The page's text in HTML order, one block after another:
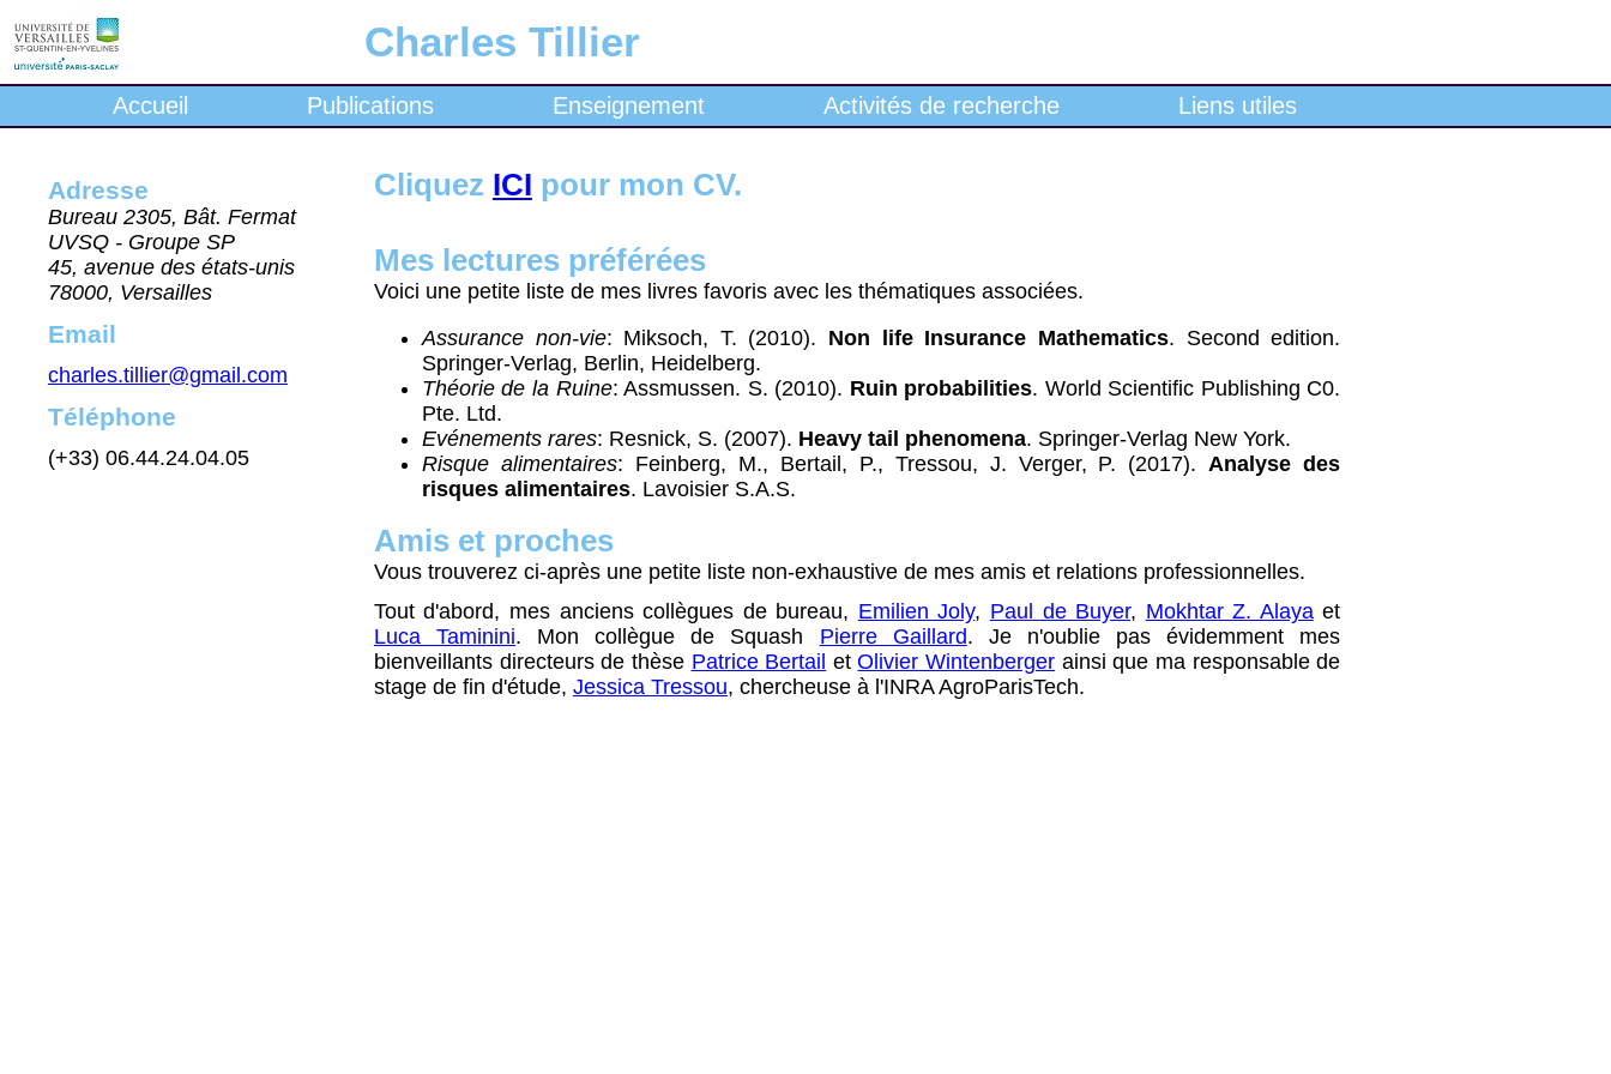
Charles Tillier
Accueil Publications Enseignement Activités de recherche Liens utiles
Adresse
Bureau 2305, Bât. Fermat
UVSQ - Groupe SP
45, avenue des états-unis
78000, Versailles
Email
charles.tillier@gmail.com
Téléphone
(+33) 06.44.24.04.05
Cliquez ICI pour mon CV.
Mes lectures préférées
Voici une petite liste de mes livres favoris avec les thématiques associées.
Assurance non-vie: Miksoch, T. (2010). Non life Insurance Mathematics. Second edition.
Springer-Verlag, Berlin, Heidelberg.
Théorie de la Ruine: Assmussen. S. (2010). Ruin probabilities. World Scientific Publishing C0.
Pte. Ltd.
Evénements rares: Resnick, S. (2007). Heavy tail phenomena. Springer-Verlag New York.
Risque alimentaires: Feinberg, M., Bertail, P., Tressou, J. Verger, P. (2017). Analyse des
risques alimentaires. Lavoisier S.A.S.
Amis et proches
Vous trouverez ci-après une petite liste non-exhaustive de mes amis et relations professionnelles.
Tout d'abord, mes anciens collègues de bureau, Emilien Joly, Paul de Buyer, Mokhtar Z. Alayaet
Luca Taminini. Mon collègue de Squash Pierre Gaillard. Je n'oublie pas évidemment mes
bienveillants directeurs de thèse Patrice Bertail etOlivier Wintenberger ainsi que ma responsable de
stage de fin d'étude, Jessica Tressou, chercheuse à l'INRA AgroParisTech.